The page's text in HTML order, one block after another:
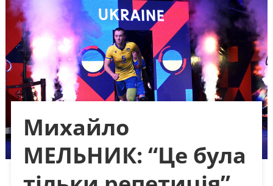
Михайло
МЕЛЬНИК: “Це була